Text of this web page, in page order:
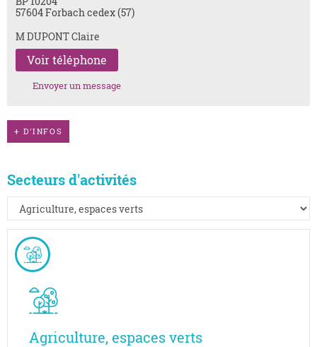
57604 Forbach cedex (57)
M DUPONT Claire
Voir téléphone
Envoyer un message
+ D'INFOS
Secteurs d'activités
Agriculture, espaces verts